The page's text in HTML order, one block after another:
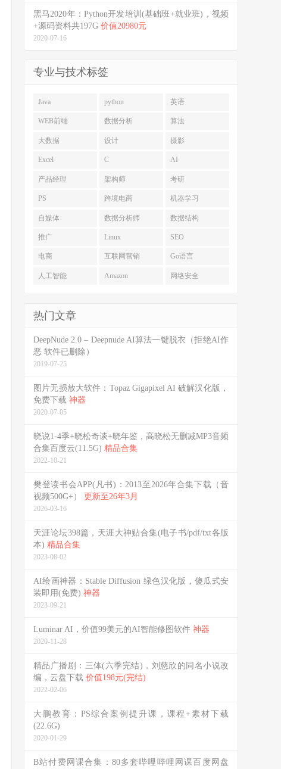
黑马2020年：Python开发培训(基础班+就业班)，视频
+源码资料共197G 价值20980元
2020-07-16
专业与技术标签
Java python 英语
WEB前端 数据分析 算法
大数据 设计 摄影
Excel C AI
产品经理 架构师 考研
PS 跨境电商 机器学习
自媒体 数据分析师 数据结构
推广 Linux SEO
电商 互联网营销 Go语言
人工智能 Amazon 网络安全
热门文章
DeepNude 2.0 – Deepnude AI算法一键脱衣（拒绝AI作
恶 软件已删除）
2019-07-25
图片无损放大软件：Topaz Gigapixel AI 破解汉化版，
免费下载 神器
2020-07-05
晓说1-4季+晓松奇谈+晓年鉴，高晓松无删减MP3音频
合集百度云(11.5G) 精品合集
2022-10-21
樊登读书会APP(凡书)：2013至2026年合集下载（音
视频500G+） 更新至26年3月
2026-03-16
天涯论坛398篇，天涯大神贴合集(电子书/pdf/txt各版
本) 精品合集
2023-08-02
AI绘画神器：Stable Diffusion 绿色汉化版，傻瓜式安
装即用(免费) 神器
2023-09-21
Luminar AI，价值99美元的AI智能修图软件 神器
2020-11-28
精品广播剧：三体(六季完结)，刘慈欣的同名小说改
编，云盘下载 价值198元(完结)
2022-02-06
大鹏教育：PS综合案例提升课，课程+素材下载
(22.6G)
2020-01-29
B站付费网课合集：80多套哔哩哔哩网课百度网盘